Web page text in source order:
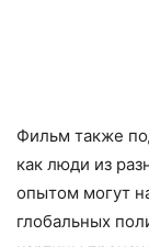
Фильм также
как люди из
опытом могут
глобальных